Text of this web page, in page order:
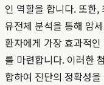
인 역할을 합니다. 또한
유전체 분석을 통해 암
환자에게 가장 효과적
를 마련합니다. 이러한
합하여 진단의 정확성